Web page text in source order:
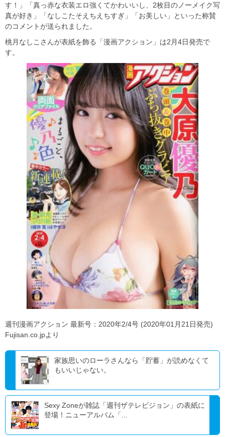
す！」「真っ赤な衣装エロ強くてかわいいし、2枚目のノーメイク写
真が好き」「なしこたそえちえちすぎ」「お美しい」といった称賛
のコメントが送られました。
桃月なしこさんが表紙を飾る「漫画アクション」は2月4日発売で
す。
週刊漫画アクション 最新号：2020年2/4号 (2020年01月21日発売)
Fujisan.co.jpより
家族思いのローラさんなら「貯蓄」が読めなくて
もいいじゃない。
Sexy Zoneが雑誌「週刊ザテレビジョン」の表紙に
登場！ニューアルバム「...